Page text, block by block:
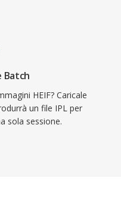
Batch
HEIF? Caricale
un file IPL per
sola sessione.